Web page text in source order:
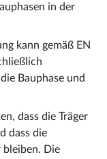
in der
kann gemäß EN
Bauphase und
dass die Träger
dass die
bleiben. Die